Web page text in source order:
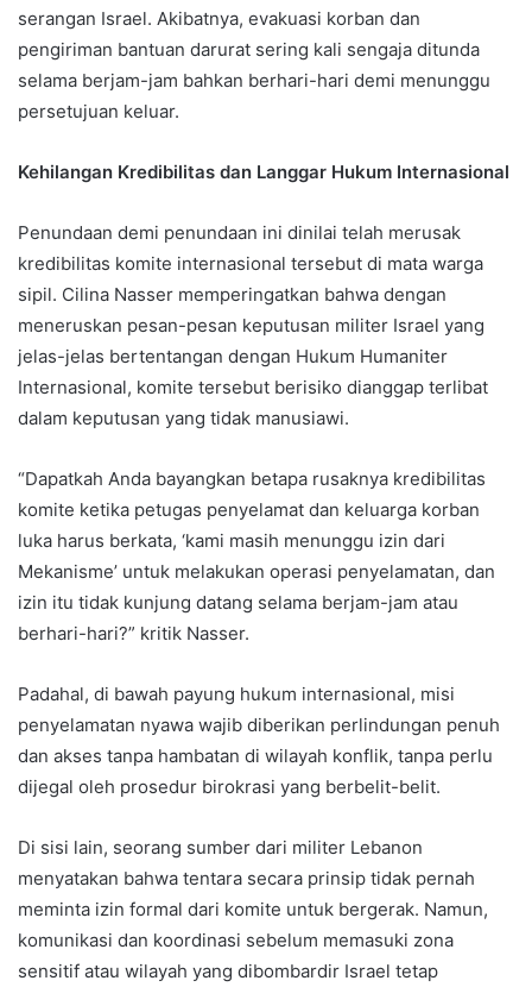
serangan Israel. Akibatnya, evakuasi korban dan
pengiriman bantuan darurat sering kali sengaja ditunda
selama berjam-jam bahkan berhari-hari demi menunggu
persetujuan keluar.
Kehilangan Kredibilitas dan Langgar Hukum Internasional
Penundaan demi penundaan ini dinilai telah merusak
kredibilitas komite internasional tersebut di mata warga
sipil. Cilina Nasser memperingatkan bahwa dengan
meneruskan pesan-pesan keputusan militer Israel yang
jelas-jelas bertentangan dengan Hukum Humaniter
Internasional, komite tersebut berisiko dianggap terlibat
dalam keputusan yang tidak manusiawi.
“Dapatkah Anda bayangkan betapa rusaknya kredibilitas
komite ketika petugas penyelamat dan keluarga korban
luka harus berkata, ‘kami masih menunggu izin dari
Mekanisme’ untuk melakukan operasi penyelamatan, dan
izin itu tidak kunjung datang selama berjam-jam atau
berhari-hari?” kritik Nasser.
Padahal, di bawah payung hukum internasional, misi
penyelamatan nyawa wajib diberikan perlindungan penuh
dan akses tanpa hambatan di wilayah konflik, tanpa perlu
dijegal oleh prosedur birokrasi yang berbelit-belit.
Di sisi lain, seorang sumber dari militer Lebanon
menyatakan bahwa tentara secara prinsip tidak pernah
meminta izin formal dari komite untuk bergerak. Namun,
komunikasi dan koordinasi sebelum memasuki zona
sensitif atau wilayah yang dibombardir Israel tetap